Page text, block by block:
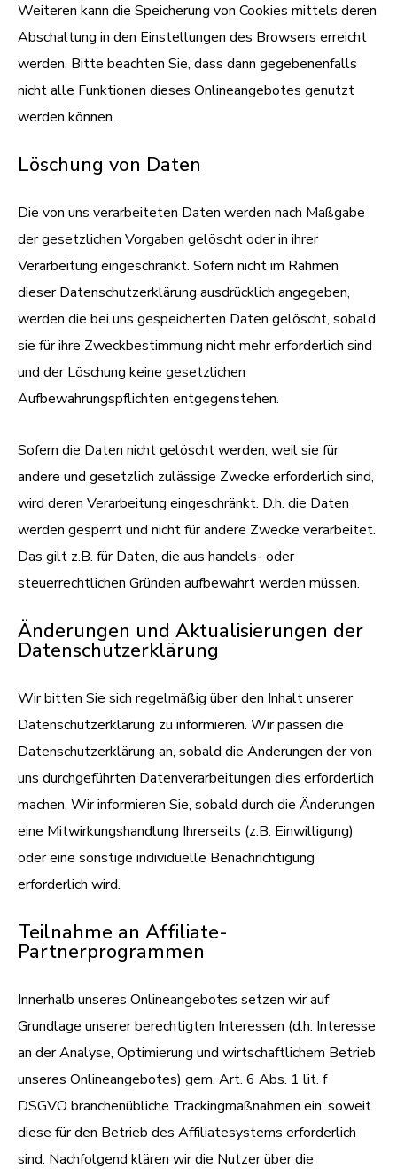
Weiteren kann die Speicherung von Cookies mittels deren
Abschaltung in den Einstellungen des Browsers erreicht
werden. Bitte beachten Sie, dass dann gegebenenfalls
nicht alle Funktionen dieses Onlineangebotes genutzt
werden können.
Löschung von Daten
Die von uns verarbeiteten Daten werden nach Maßgabe
der gesetzlichen Vorgaben gelöscht oder in ihrer
Verarbeitung eingeschränkt. Sofern nicht im Rahmen
dieser Datenschutzerklärung ausdrücklich angegeben,
werden die bei uns gespeicherten Daten gelöscht, sobald
sie für ihre Zweckbestimmung nicht mehr erforderlich sind
und der Löschung keine gesetzlichen
Aufbewahrungspflichten entgegenstehen.
Sofern die Daten nicht gelöscht werden, weil sie für
andere und gesetzlich zulässige Zwecke erforderlich sind,
wird deren Verarbeitung eingeschränkt. D.h. die Daten
werden gesperrt und nicht für andere Zwecke verarbeitet.
Das gilt z.B. für Daten, die aus handels- oder
steuerrechtlichen Gründen aufbewahrt werden müssen.
Änderungen und Aktualisierungen der
Datenschutzerklärung
Wir bitten Sie sich regelmäßig über den Inhalt unserer
Datenschutzerklärung zu informieren. Wir passen die
Datenschutzerklärung an, sobald die Änderungen der von
uns durchgeführten Datenverarbeitungen dies erforderlich
machen. Wir informieren Sie, sobald durch die Änderungen
eine Mitwirkungshandlung Ihrerseits (z.B. Einwilligung)
oder eine sonstige individuelle Benachrichtigung
erforderlich wird.
Teilnahme an Affiliate-
Partnerprogrammen
Innerhalb unseres Onlineangebotes setzen wir auf
Grundlage unserer berechtigten Interessen (d.h. Interesse
an der Analyse, Optimierung und wirtschaftlichem Betrieb
unseres Onlineangebotes) gem. Art. 6 Abs. 1 lit. f
DSGVO branchenübliche Trackingmaßnahmen ein, soweit
diese für den Betrieb des Affiliatesystems erforderlich
sind. Nachfolgend klären wir die Nutzer über die